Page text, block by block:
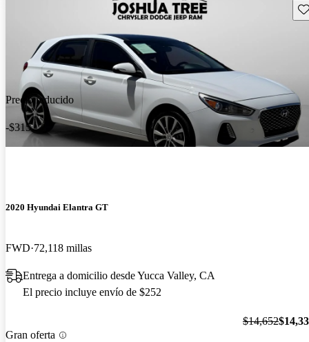
Precio reducido
-$315
2020 Hyundai Elantra GT
FWD 72,118 millas
Entrega a domicilio desde Yucca Valley, CA
El precio incluye envío de $252
Gran oferta
$14,652